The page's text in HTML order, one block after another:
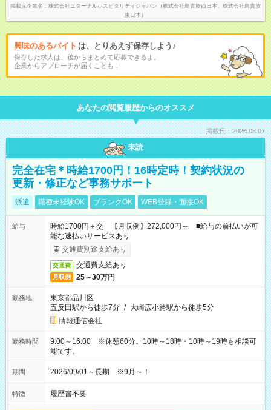
掲載元企業名
株式会社エターナルホスピタリティジャパン（株式会社鳥貴族西日本、株式会社鳥貴族
東日本）
興味のあるバイト は、とりあえず保存しよう♪
保存した求人は、後からまとめて応募できるよ。
企業からアプローチが届くことも！
あなたの閲覧履歴からのオススメ
掲載日：2026.08.07
未読
完全在宅＊時給1700円！16時定時！契約状況の
更新・修正など事務サポート
派遣 職種未経験OK ブランクOK WEB登録・面接OK
給与
時給1700円＋交 【月収例】272,000円～ ■給与の前払いが可
能な速払いサービスあり
交通費別途支給あり
交通費 交通費支給あり
月収例 25～30万円
勤務地
東京都品川区
五反田駅から徒歩7分 / 大崎広小路駅から徒歩5分
情報通信会社
勤務時間
9:00～16:00 ※休憩60分。10時～18時・10時～19時も相談可
能です。
期間 2026/09/01～長期 ※9月～！
特徴 履歴書不要